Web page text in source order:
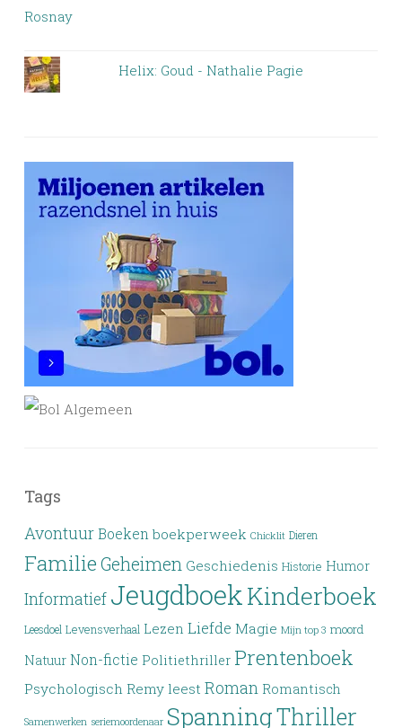
Helix: Goud - Nathalie Pagie
Tags
Avontuur Boeken boekperweek Chicklit Dieren
Familie Geheimen Geschiedenis Historie Humor
Informatief JeugdboekKinderboek
Leesdoel Levensverhaal Lezen Liefde Magie Mijn top 3 moord
Natuur Non-fictie Politiethriller Prentenboek
Psychologisch Remy leest Roman Romantisch
Samenwerken seriemoordenaar SpanningThriller